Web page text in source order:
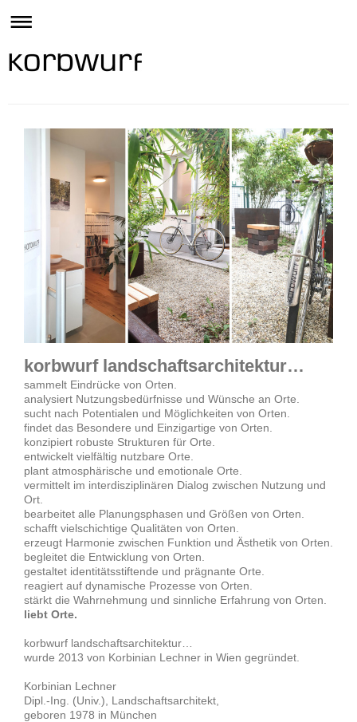
korbwurf landschaftsarchitektur…
sammelt Eindrücke von Orten.
analysiert Nutzungsbedürfnisse und Wünsche an Orte.
sucht nach Potentialen und Möglichkeiten von Orten.
findet das Besondere und Einzigartige von Orten.
konzipiert robuste Strukturen für Orte.
entwickelt vielfältig nutzbare Orte.
plant atmosphärische und emotionale Orte.
vermittelt im interdisziplinären Dialog zwischen Nutzung und
Ort.
bearbeitet alle Planungsphasen und Größen von Orten.
schafft vielschichtige Qualitäten von Orten.
erzeugt Harmonie zwischen Funktion und Ästhetik von Orten.
begleitet die Entwicklung von Orten.
gestaltet identitätsstiftende und prägnante Orte.
reagiert auf dynamische Prozesse von Orten.
stärkt die Wahrnehmung und sinnliche Erfahrung von Orten.
liebt Orte.
korbwurf landschaftsarchitektur…
wurde 2013 von Korbinian Lechner in Wien gegründet.
Korbinian Lechner
Dipl.-Ing. (Univ.), Landschaftsarchitekt,
geboren 1978 in München